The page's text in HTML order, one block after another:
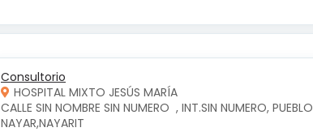
Consultorio
HOSPITAL MIXTO JESÚS MARÍA
CALLE SIN NOMBRE SIN NUMERO  , INT.SIN NUMERO,
NAYAR,NAYARIT